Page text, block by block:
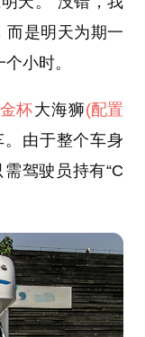
而是明天为期一
小时。
金杯大海狮(配置
由于整个车身
驾驶员持有“C